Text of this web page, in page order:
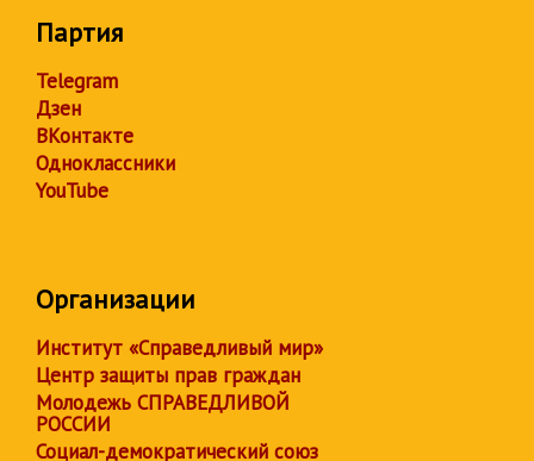
Партия
Telegram
Дзен
ВКонтакте
Одноклассники
YouTube
Организации
Институт «Справедливый мир»
Центр защиты прав граждан
Молодежь СПРАВЕДЛИВОЙ
РОССИИ
Социал-демократический союз